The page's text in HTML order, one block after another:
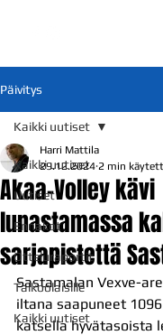
Päivitys
Kaikki uutiset
Uutiset
Ennakot
Otteluraportit
Talkoolaisille
Kaikki uutiset
Kaikki uutiset
Akaa-Volley kävi
lunastamassa
sarjapistettä
Harri Mattila
29.12.2024 2 min
Sastamalan Vexve-
iltana saapuneet
katsella hyvätasoista